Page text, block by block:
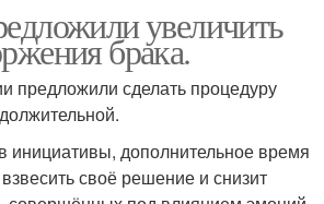
увеличить
брака.
предложили сделать процедуру
инициативы, дополнительное время
своё решение и снизит